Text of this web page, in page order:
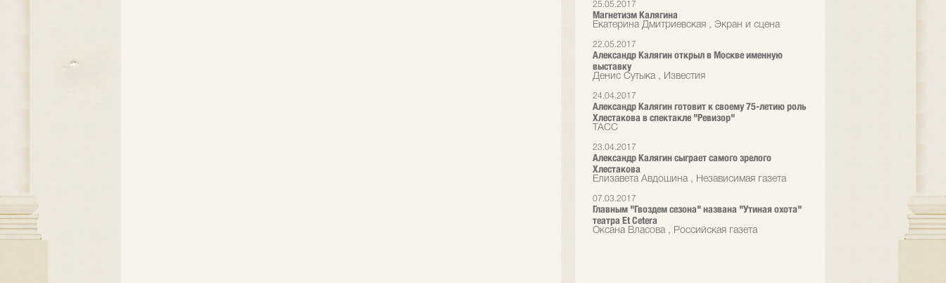
25.05.2017
Магнетизм Калягина
Екатерина Дмитриевская , Экран и сцена
22.05.2017
Александр Калягин открыл в Москве именную
выставку
Денис Сутыка , Известия
24.04.2017
Александр Калягин готовит к своему 75-летию роль
Хлестакова в спектакле "Ревизор"
ТАСС
23.04.2017
Александр Калягин сыграет самого зрелого
Хлестакова
Елизавета Авдошина , Независимая газета
07.03.2017
Главным "Гвоздем сезона" названа "Утиная охота"
театра Et Cetera
Оксана Власова , Российская газета